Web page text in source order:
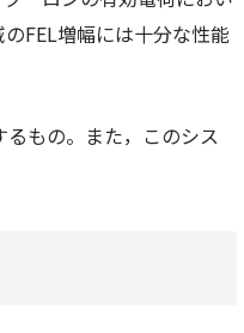
FEL増幅には十分な性能
もの。また，このシス